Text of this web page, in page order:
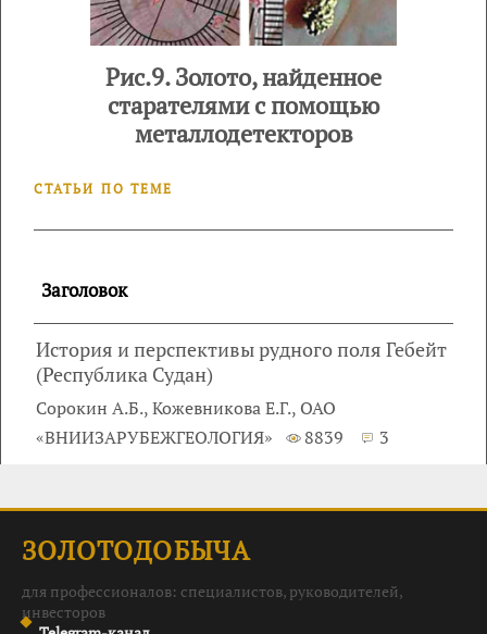
Рис.9. Золото, найденное
старателями с помощью
металлодетекторов
СТАТЬИ ПО ТЕМЕ
Заголовок
История и перспективы рудного поля Гебейт
(Республика Судан)
Сорокин А.Б., Кожевникова Е.Г., ОАО
«ВНИИЗАРУБЕЖГЕОЛОГИЯ»
8839 3
ЗОЛОТОДОБЫЧА
для профессионалов: специалистов, руководителей,
инвесторов